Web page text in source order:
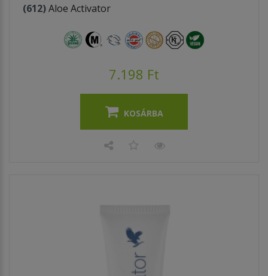
(612)Aloe Activator
7.198 Ft
KOSÁRBA